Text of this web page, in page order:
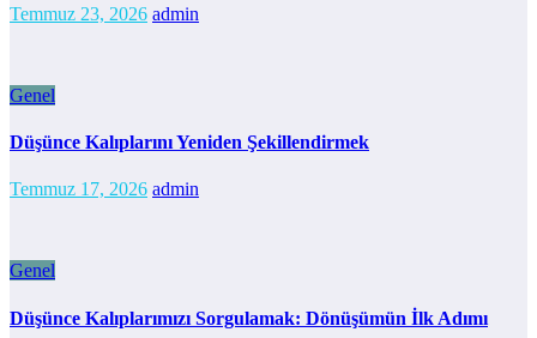
Temmuz 23, 2026 admin
Genel
Düşünce Kalıplarını Yeniden Şekillendirmek
Temmuz 17, 2026 admin
Genel
Düşünce Kalıplarımızı Sorgulamak: Dönüşümün İlk Adımı